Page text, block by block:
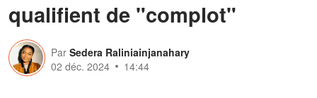
qualifient de "complot"
Par Sedera Raliniainjanahary
02 déc. 2024
14:44